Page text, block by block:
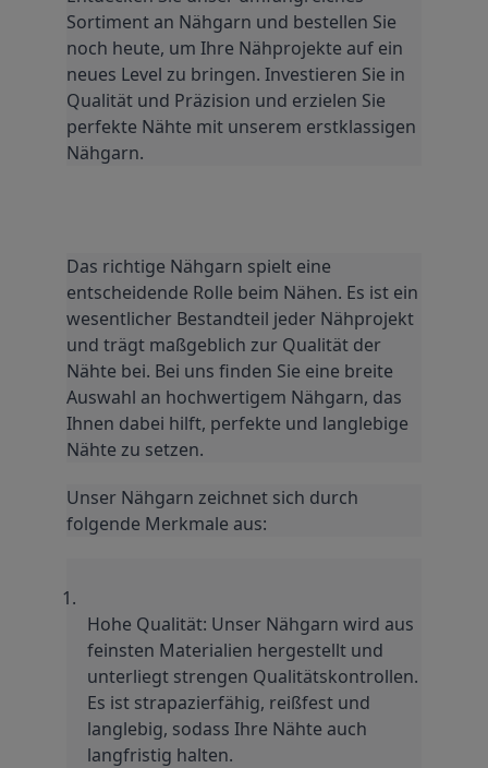
Sortiment an Nähgarn und bestellen Sie
noch heute, um Ihre Nähprojekte auf ein
neues Level zu bringen. Investieren Sie in
Qualität und Präzision und erzielen Sie
perfekte Nähte mit unserem erstklassigen
Nähgarn.
Das richtige Nähgarn spielt eine
entscheidende Rolle beim Nähen. Es ist ein
wesentlicher Bestandteil jeder Nähprojekt
und trägt maßgeblich zur Qualität der
Nähte bei. Bei uns finden Sie eine breite
Auswahl an hochwertigem Nähgarn, das
Ihnen dabei hilft, perfekte und langlebige
Nähte zu setzen.
Unser Nähgarn zeichnet sich durch
folgende Merkmale aus:
Hohe Qualität: Unser Nähgarn wird aus
feinsten Materialien hergestellt und
unterliegt strengen Qualitätskontrollen.
Es ist strapazierfähig, reißfest und
langlebig, sodass Ihre Nähte auch
langfristig halten.